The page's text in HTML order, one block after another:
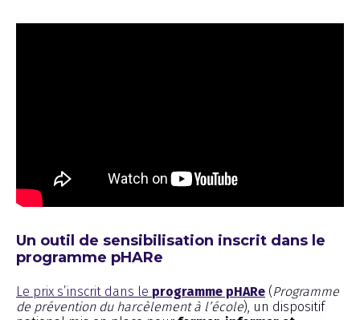
Un outil de sensibilisation inscrit dans le
programme pHARe
Le prix s’inscrit dans le programme pHARe (Programme
de prévention du harcèlement à l’école), un dispositif